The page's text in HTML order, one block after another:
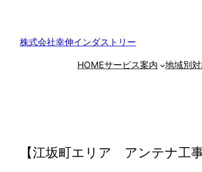
株式会社幸伸インダストリー
HOMEサービス案内 地域別
【江坂町エリア アンテナ工